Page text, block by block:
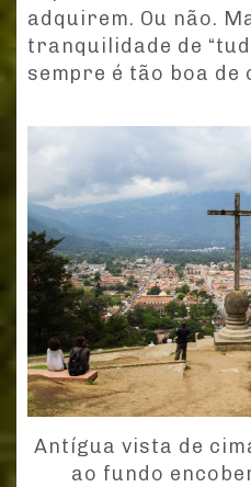
adquirem. Ou não.
tranquilidade de
sempre é tão boa
Antígua vista de
ao fundo